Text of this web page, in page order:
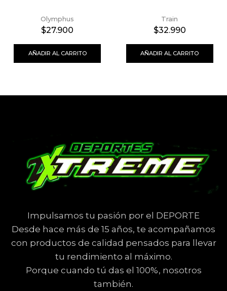
Olymphus
$27.900
AÑADIR AL CARRITO
Train
$32.990
AÑADIR AL CARRITO
Impulsamos tu pasión por el DEPORTE
Desde hace más de 15 años, te acompañamos
con productos de calidad pensados para llevar
tu rendimiento al máximo.
Porque cuando tú das el 100%, nosotros
también.